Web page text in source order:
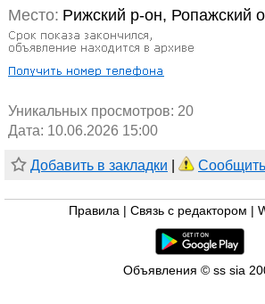
Место: Рижский р-он, Ропажский
Уникальных просмотров: 20
Дата: 10.06.2026 15:00
Добавить в закладки
Правила Связь с редактором
Объявления © ss sia